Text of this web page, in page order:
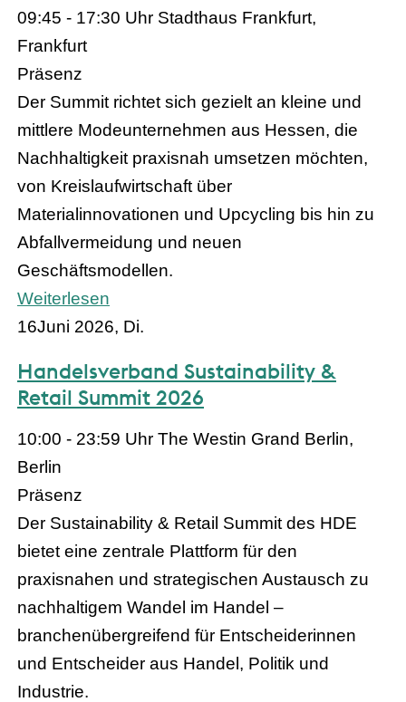
09:45 - 17:30 Uhr Stadthaus Frankfurt,
Frankfurt
Präsenz
Der Summit richtet sich gezielt an kleine und
mittlere Modeunternehmen aus Hessen, die
Nachhaltigkeit praxisnah umsetzen möchten,
von Kreislaufwirtschaft über
Materialinnovationen und Upcycling bis hin zu
Abfallvermeidung und neuen
Geschäftsmodellen.
Weiterlesen
16Juni 2026, Di.
Handelsverband Sustainability &
Retail Summit 2026
10:00 - 23:59 Uhr The Westin Grand Berlin,
Berlin
Präsenz
Der Sustainability & Retail Summit des HDE
bietet eine zentrale Plattform für den
praxisnahen und strategischen Austausch zu
nachhaltigem Wandel im Handel –
branchenübergreifend für Entscheiderinnen
und Entscheider aus Handel, Politik und
Industrie.